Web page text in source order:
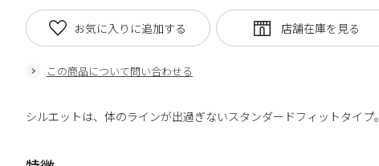
この商品について問い合わせる
お気に入りに追加する
シルエットは、体のラインが出過ぎないスタンダードフィットタイプ。